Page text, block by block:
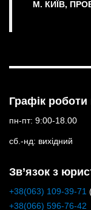
М. КИЇВ,
Графік роботи
пн-пт: 9:00-18.00
сб.-нд: вихідний
Зв’язок з
+38(063) 109-39-71
+38(066) 596-76-42